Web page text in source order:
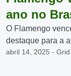
ano no
O Flamengo
destaque para a
abril 14, 2025 -